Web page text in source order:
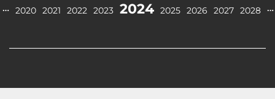
… 2020 2021 2022 2023 2024 2025 2026 2027 2028 …